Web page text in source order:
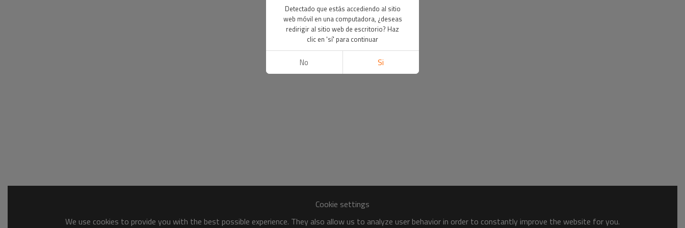
Cookie settings
We use cookies to provide you with the best possible experience. They also allow us to analyze user behavior in order to constantly improve the website for you.
Detectado que estás accediendo al sitio
web móvil en una computadora, ¿deseas
redirigir al sitio web de escritorio? Haz
clic en 'sí' para continuar
No Si